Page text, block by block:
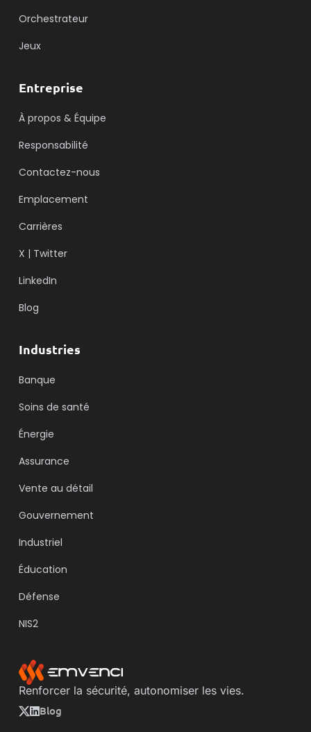
Renforcer la sécurité, autonomiser les vies.
Blog
Orchestrateur
Jeux
Entreprise
À propos & Équipe
Responsabilité
Contactez-nous
Emplacement
Carrières
X | Twitter
LinkedIn
Blog
Industries
Banque
Soins de santé
Énergie
Assurance
Vente au détail
Gouvernement
Industriel
Éducation
Défense
NIS2